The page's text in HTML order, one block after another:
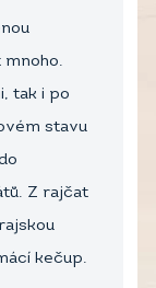
tak i po
stavu
Z rajčat
kečup.